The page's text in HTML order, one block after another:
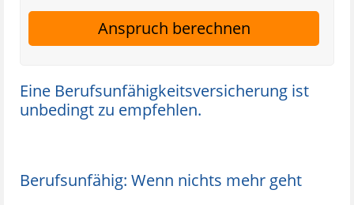
Anspruch berechnen
Eine Berufsunfähigkeitsversicherung ist
unbedingt zu empfehlen.
Berufsunfähig: Wenn nichts mehr geht